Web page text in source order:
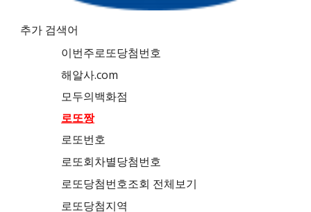
추가 검색어
이번주로또당첨번호
해알사.com
모두의백화점
로또짱
로또번호
로또회차별당첨번호
로또당첨번호조회 전체보기
로또당첨지역